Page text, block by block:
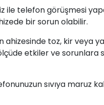
ile telefon görüşmesi
bir sorun olabilir.
ahizesinde toz, kir veya
etkiler ve sorunlara
sıvıya maruz